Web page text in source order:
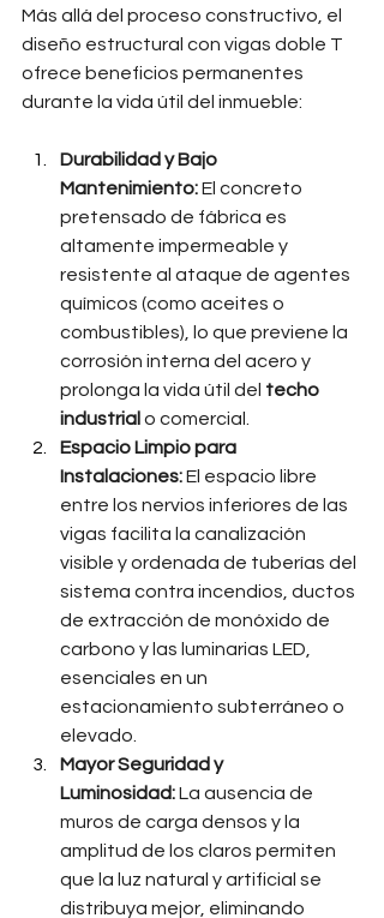
Más allá del proceso constructivo, el
diseño estructural con vigas doble T
ofrece beneficios permanentes
durante la vida útil del inmueble:
Durabilidad y Bajo
Mantenimiento: El concreto
pretensado de fábrica es
altamente impermeable y
resistente al ataque de agentes
químicos (como aceites o
combustibles), lo que previene la
corrosión interna del acero y
prolonga la vida útil del techo
industrial o comercial.
Espacio Limpio para
Instalaciones: El espacio libre
entre los nervios inferiores de las
vigas facilita la canalización
visible y ordenada de tuberías del
sistema contra incendios, ductos
de extracción de monóxido de
carbono y las luminarias LED,
esenciales en un
estacionamiento subterráneo o
elevado.
Mayor Seguridad y
Luminosidad: La ausencia de
muros de carga densos y la
amplitud de los claros permiten
que la luz natural y artificial se
distribuya mejor, eliminando